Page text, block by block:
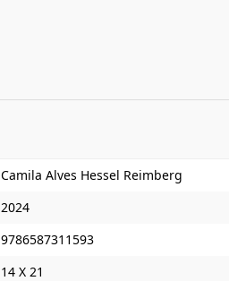
Camila Alves Hessel Reimberg
2024
9786587311593
14 X 21